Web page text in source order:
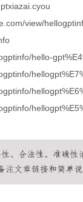
view/
hello-